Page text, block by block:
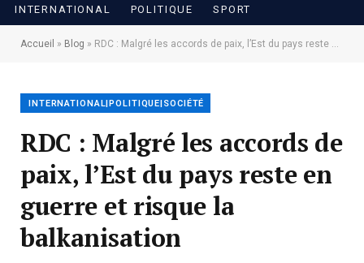
INTERNATIONAL POLITIQUE SPORT
Accueil » Blog » RDC : Malgré les accords de paix, l’Est du pays reste en guerre et risque la balkanisation
INTERNATIONAL|POLITIQUE|SOCIÉTÉ
RDC : Malgré les accords de
paix, l’Est du pays reste en
guerre et risque la
balkanisation